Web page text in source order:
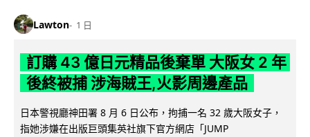
Lawton 1 日
訂購 43 億日元精品後棄單 大阪女 2 年
後終被捕 涉海賊王,火影周邊產品
日本警視廳神田署 8 月 6 日公布，拘捕一名 32 歲大阪女子，
指她涉嫌在出版巨頭集英社旗下官方網店「JUMP